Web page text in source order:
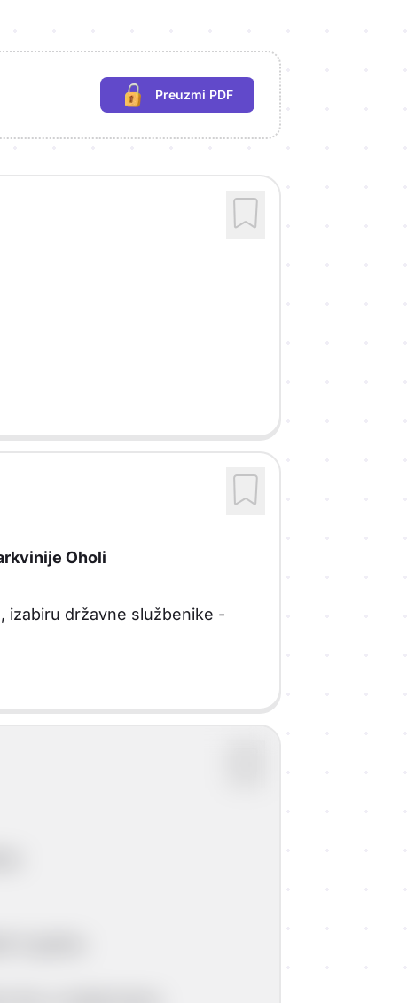
Preuzmi PDF
(potrebna prijava)
Oholi
izabiru državne službenike -
5 godina